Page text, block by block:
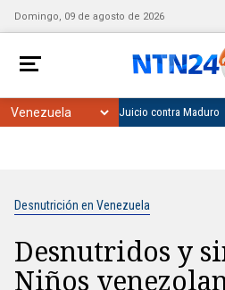
Domingo, 09 de agosto de 2026
Juicio contra Maduro
Desnutrición en Venezuela
Desnutridos y
Niños